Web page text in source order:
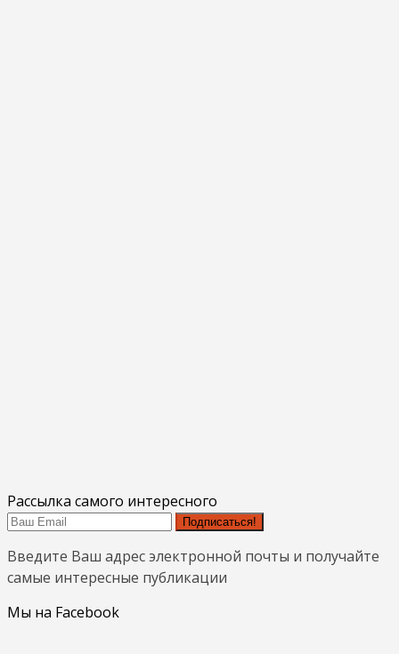
Рассылка самого интересного
Подписаться!
Введите Ваш адрес электронной почты и получайте
самые интересные публикации
Мы на Facebook